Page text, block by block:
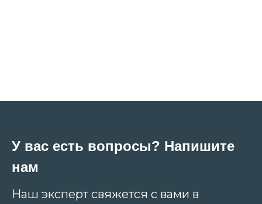
У вас есть вопросы? Напишите
нам
Наш эксперт свяжется с вами в